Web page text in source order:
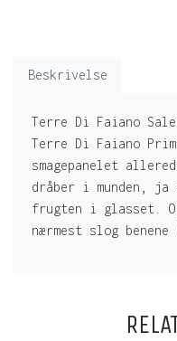
Beskrivelse
Terre Di Faiano
Terre Di Faiano
smagepanelet
dråber i munden,
frugten i glasset.
nærmest slog